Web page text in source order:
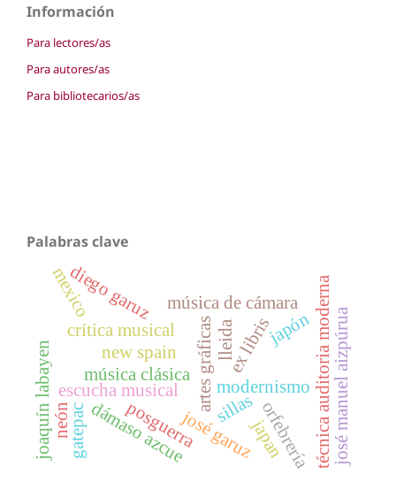
Información
Para lectores/as
Para autores/as
Para bibliotecarios/as
Palabras clave
modernismo
artes gráficasex libris
escucha musical técnica auditoria moderna
música clásica
crítica musical
música de cámara
sillas josé manuel aizpúrua
joaquín labayen dámaso azcue
gatepac posguerra
neón
lleida
orfebrería
diego garuz
josé garuz
japón
japan
new spain
mexico